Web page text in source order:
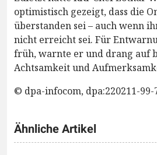
optimistisch gezeigt, dass die
überstanden sei – auch wenn
nicht erreicht sei. Für
früh, warnte er und drang auf
Achtsamkeit und
© dpa-infocom, dpa:220211-99-
Ähnliche Artikel